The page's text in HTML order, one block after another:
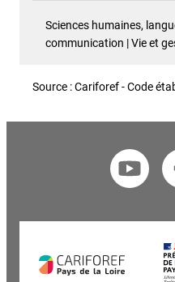
Sciences humaines,
communication | Vie et
Source : Cariforef - Code